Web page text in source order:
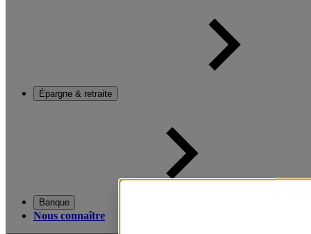
Épargne & retraite
Banque
Nous connaître